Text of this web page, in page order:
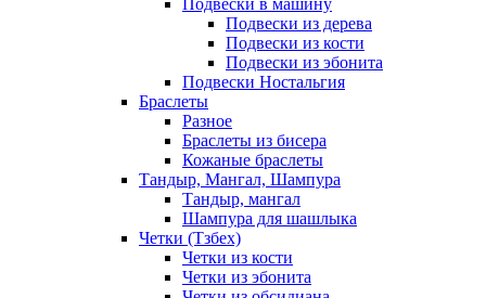
Подвески в машину
Подвески из дерева
Подвески из кости
Подвески из эбонита
Подвески Ностальгия
Браслеты
Разное
Браслеты из бисера
Кожаные браслеты
Тандыр, Мангал, Шампура
Тандыр, мангал
Шампура для шашлыка
Четки (Тзбех)
Четки из кости
Четки из эбонита